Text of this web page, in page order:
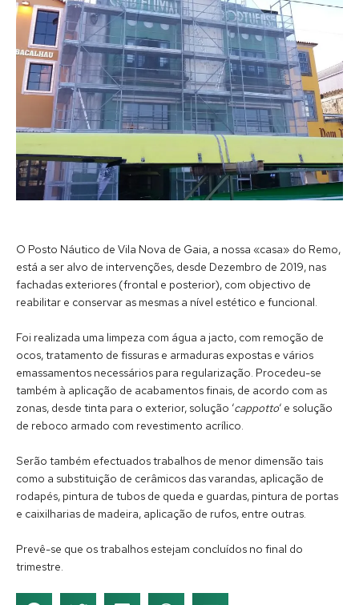
O Posto Náutico de Vila Nova de Gaia, a nossa «casa» do Remo,
está a ser alvo de intervenções, desde Dezembro de 2019, nas
fachadas exteriores (frontal e posterior), com objectivo de
reabilitar e conservar as mesmas a nível estético e funcional.
Foi realizada uma limpeza com água a jacto, com remoção de
ocos, tratamento de fissuras e armaduras expostas e vários
emassamentos necessários para regularização. Procedeu-se
também à aplicação de acabamentos finais, de acordo com as
zonas, desde tinta para o exterior, solução ‘cappotto‘ e solução
de reboco armado com revestimento acrílico.
Serão também efectuados trabalhos de menor dimensão tais
como a substituição de cerâmicos das varandas, aplicação de
rodapés, pintura de tubos de queda e guardas, pintura de portas
e caixilharias de madeira, aplicação de rufos, entre outras.
Prevê-se que os trabalhos estejam concluídos no final do
trimestre.